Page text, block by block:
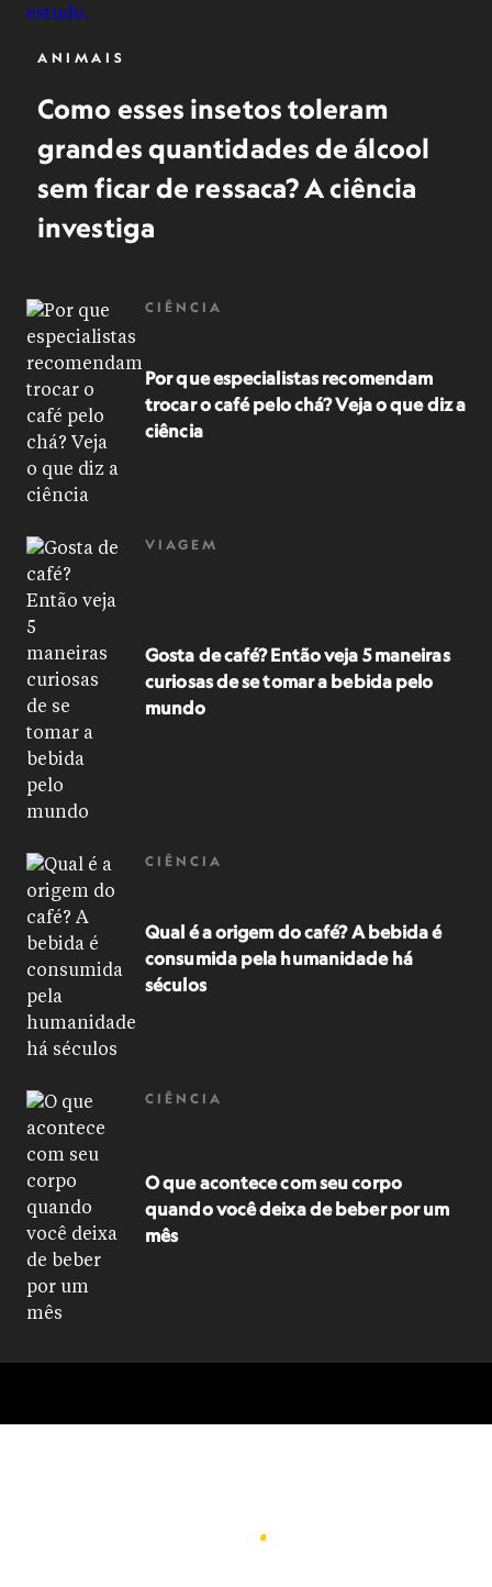
ANIMAIS
Como esses insetos toleram
grandes quantidades de álcool
sem ficar de ressaca? A ciência
investiga
CIÊNCIA
Por que especialistas recomendam
trocar o café pelo chá? Veja o que diz a
ciência
VIAGEM
Gosta de café? Então veja 5 maneiras
curiosas de se tomar a bebida pelo
mundo
CIÊNCIA
Qual é a origem do café? A bebida é
consumida pela humanidade há
séculos
CIÊNCIA
O que acontece com seu corpo
quando você deixa de beber por um
mês